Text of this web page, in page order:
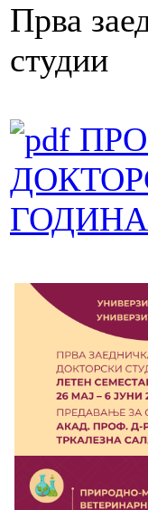
Прва
студии
ГОДИНА